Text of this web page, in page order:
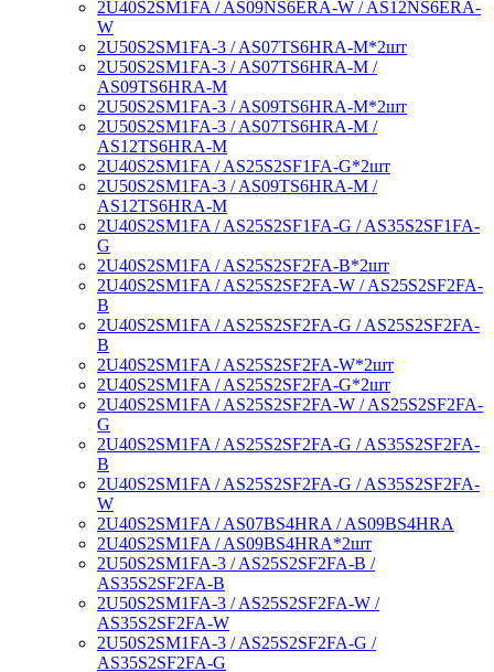
2U40S2SM1FA / AS09NS6ERA-W / AS12NS6ERA-
W
2U50S2SM1FA-3 / AS07TS6HRA-M*2шт
2U50S2SM1FA-3 / AS07TS6HRA-M /
AS09TS6HRA-M
2U50S2SM1FA-3 / AS09TS6HRA-M*2шт
2U50S2SM1FA-3 / AS07TS6HRA-M /
AS12TS6HRA-M
2U40S2SM1FA / AS25S2SF1FA-G*2шт
2U50S2SM1FA-3 / AS09TS6HRA-M /
AS12TS6HRA-M
2U40S2SM1FA / AS25S2SF1FA-G / AS35S2SF1FA-
G
2U40S2SM1FA / AS25S2SF2FA-B*2шт
2U40S2SM1FA / AS25S2SF2FA-W / AS25S2SF2FA-
B
2U40S2SM1FA / AS25S2SF2FA-G / AS25S2SF2FA-
B
2U40S2SM1FA / AS25S2SF2FA-W*2шт
2U40S2SM1FA / AS25S2SF2FA-G*2шт
2U40S2SM1FA / AS25S2SF2FA-W / AS25S2SF2FA-
G
2U40S2SM1FA / AS25S2SF2FA-G / AS35S2SF2FA-
B
2U40S2SM1FA / AS25S2SF2FA-G / AS35S2SF2FA-
W
2U40S2SM1FA / AS07BS4HRA / AS09BS4HRA
2U40S2SM1FA / AS09BS4HRA*2шт
2U50S2SM1FA-3 / AS25S2SF2FA-B /
AS35S2SF2FA-B
2U50S2SM1FA-3 / AS25S2SF2FA-W /
AS35S2SF2FA-W
2U50S2SM1FA-3 / AS25S2SF2FA-G /
AS35S2SF2FA-G